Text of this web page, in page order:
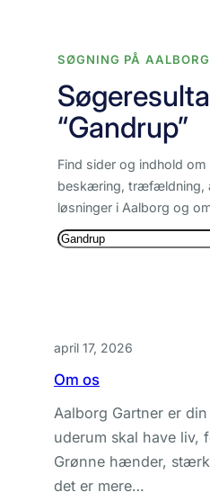
indholdSØGNING PÅ
“Gandrup”
Find sider og indhold om
beskæring, træfældning,
løsninger i Aalborg og
Søg
april 17, 2026
Om os
Aalborg Gartner er
uderum skal have liv,
Grønne hænder,
det er mere…